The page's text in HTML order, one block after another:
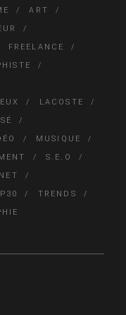
ART
FREELANCE
LACOSTE
MUSIQUE
S.E.O
TRENDS